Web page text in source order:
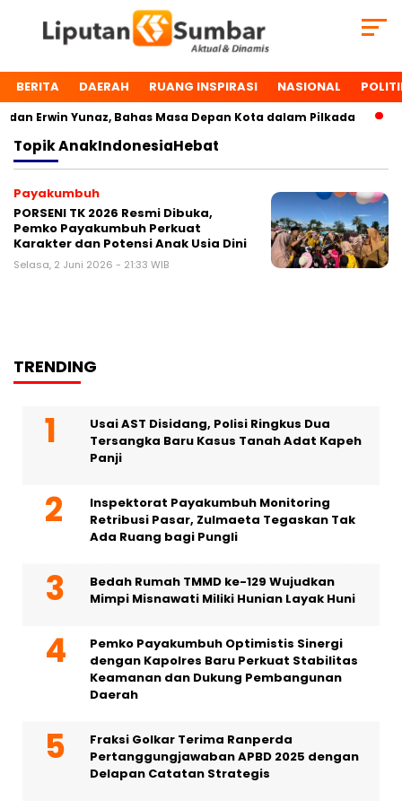
BERITA DAERAH RUANG INSPIRASI NASIONAL
Erwin Yunaz, Bahas Masa Depan Kota dalam Pilkada
TopikAnakIndonesiaHebat
Payakumbuh
PORSENI TK 2026 Resmi Dibuka,
Pemko Payakumbuh Perkuat
Karakter dan Potensi Anak Usia Dini
Selasa, 2 Juni 2026 - 21:33 WIB
TRENDING
Usai AST Disidang, Polisi Ringkus Dua
Tersangka Baru Kasus Tanah Adat Kapeh
Panji
Inspektorat Payakumbuh Monitoring
Retribusi Pasar, Zulmaeta Tegaskan Tak
Ada Ruang bagi Pungli
Bedah Rumah TMMD ke-129 Wujudkan
Mimpi Misnawati Miliki Hunian Layak Huni
Pemko Payakumbuh Optimistis Sinergi
dengan Kapolres Baru Perkuat Stabilitas
Keamanan dan Dukung Pembangunan
Daerah
Fraksi Golkar Terima Ranperda
Pertanggungjawaban APBD 2025 dengan
Delapan Catatan Strategis